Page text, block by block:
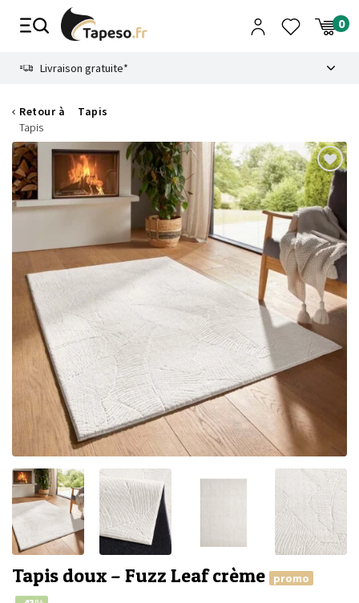
Livraison gratuite*
Retour à
Tapis
Tapis
Tapis doux – Fuzz Leaf crème
promo